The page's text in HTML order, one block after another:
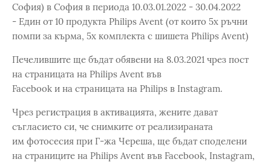
София) в София в периода 10.03.01.2022 - 30.04.2022
- Един от 10 продукта Philips Avent (от които 5х ръчни
помпи за кърма, 5х комплекта с шишета Philips Avent)
Печелившите ще бъдат обявени на 8.03.2021 чрез пост
на страницата на Philips Avent във
Facebook и на страницата на Philips в Instagram.
Чрез регистрация в активацията, жените дават
съгласието си, че снимките от реализираната
им фотосесия при Г-жа Череша, ще бъдат споделени
на страниците на Philips Avent във Facebook, Instagram,